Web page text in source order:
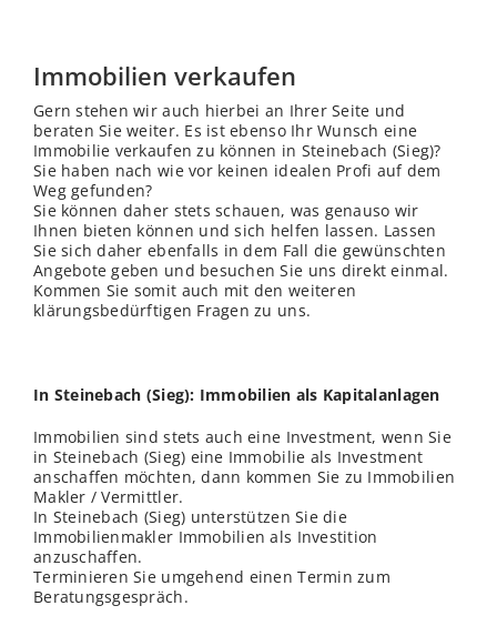
Immobilien verkaufen
Gern stehen wir auch hierbei an Ihrer Seite und
beraten Sie weiter. Es ist ebenso Ihr Wunsch eine
Immobilie verkaufen zu können in Steinebach (Sieg)?
Sie haben nach wie vor keinen idealen Profi auf dem
Weg gefunden?
Sie können daher stets schauen, was genauso wir
Ihnen bieten können und sich helfen lassen. Lassen
Sie sich daher ebenfalls in dem Fall die gewünschten
Angebote geben und besuchen Sie uns direkt einmal.
Kommen Sie somit auch mit den weiteren
klärungsbedürftigen Fragen zu uns.
In Steinebach (Sieg): Immobilien als Kapitalanlagen
Immobilien sind stets auch eine Investment, wenn Sie
in Steinebach (Sieg) eine Immobilie als Investment
anschaffen möchten, dann kommen Sie zu Immobilien
Makler / Vermittler.
In Steinebach (Sieg) unterstützen Sie die
Immobilienmakler Immobilien als Investition
anzuschaffen.
Terminieren Sie umgehend einen Termin zum
Beratungsgespräch.